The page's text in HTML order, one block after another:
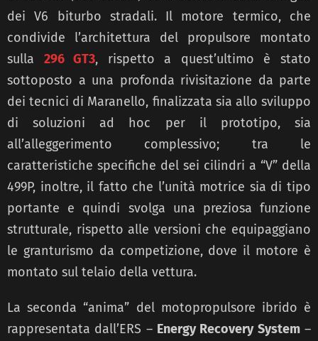
dei V6 biturbo stradali. Il motore termico, che
condivide l’architettura del propulsore montato
sulla 296 GT3, rispetto a quest’ultimo è stato
sottoposto a una profonda rivisitazione da parte
dei tecnici di Maranello, finalizzata sia allo sviluppo
di soluzioni ad hoc per il prototipo, sia
all’alleggerimento complessivo; tra le
caratteristiche specifiche del sei cilindri a “V” della
499P, inoltre, il fatto che l’unità motrice sia di tipo
portante e quindi svolga una preziosa funzione
strutturale, rispetto alle versioni che equipaggiano
le granturismo da competizione, dove il motore è
montato sul telaio della vettura.
La seconda “anima” del motopropulsore ibrido è
rappresentata dall’ERS – Energy Recovery System–